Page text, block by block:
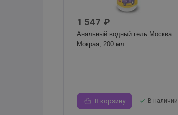
1 547 ₽
Анальный водный гель Москва
Мокрая, 200 мл
В корзину В наличии